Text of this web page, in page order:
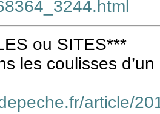
ou SITES***
les coulisses
article/